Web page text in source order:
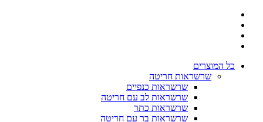
כל המוצרים
שרשראות חריטה
שרשראות כנפיים
שרשראות לב עם חריטה
שרשראות כתר
שרשראות בר עם חריטה